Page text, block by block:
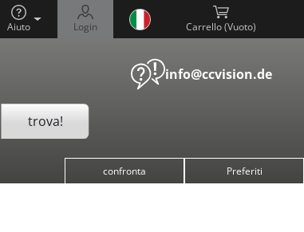
Aiuto Login Carrello ( )
info@ccvision.de
trova!
confronta Preferiti